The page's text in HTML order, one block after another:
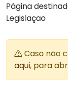
Página
Legislaçao
Caso não
aqui, para